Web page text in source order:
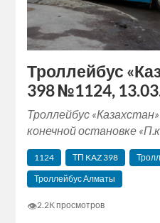
Троллейбус
398 №1124,
Троллейбус
конечной остановке
1124 ТП KAZ 398
Троллейбус Алматы
👁2.2K просмотров